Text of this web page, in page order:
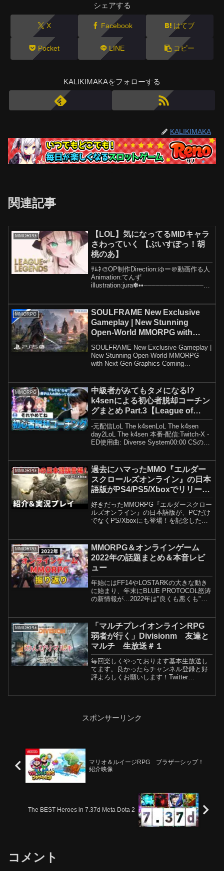
シェアする
X Facebook はてブ
Pocket LINE コピー
KALIKIMAKAをフォローする
KALIKIMAKA
関連記事
MMORPG
【LOL】気になってるMIDキャラ
さわっていく 【ぶいすぽっ！胡
桃のあ】
ｻﾑﾈ🎨OP制作Direction:ゆー＠動画作る人
Animation:てんず
illustration:jura✽••┈┈┈┈┈┈┈┈┈┈┈┈┈┈┈┈•
表現や公序...
MMORPG
SOULFRAME New Exclusive
Gameplay | New Stunning
Open-World MMORPG with
Next-Gen Graphics Coming
2027
SOULFRAME New Exclusive Gameplay |
New Stunning Open-World MMORPG
with Next-Gen Graphics Coming
MMORPG
中級者がみてもタメになる!?
k4senによる初心者脱却コーチン
グまとめ Part.3【League of
Legends】
-元配信LoL The k4senLoL The k4sen
day2LoL The k4sen 本番-配信:Twitch-X -
ED使用曲: Diverse System00:00 CSの取
MMORPG
過去にハマったMMO『エルダー
スクロールズオンライン』の日本
語版がPS4/PS5/Xboxでリリー
ス！PC版をはじめから実況プレ
イ【ESO】
好きだったMMORPG『エルダースクロー
ルズオンライン』の日本語版が、PCだけ
でなくPS/Xboxにも登場！を記念した実
用Discord■当chキャラのイ...
MMORPG
MMORPG＆オンラインゲーム
2022年の話題まとめ＆本音レビ
ュー
年始にはFF14やLOSTARKの大きな動き
に始まり、年末にBLUE PROTOCOL怒涛
の新情報が…2022年は"良くも悪くも"話
ニング / 0:001.LOS...
MMORPG
「マルチプレイオンラインRPG
弱者が行く」Divisionm 友達と
マルチ 生放送＃１
毎回楽しくやっております基本生放送し
てます。良かったらチャンネル登録と好
評よろしくお願いします！Twitter
スポンサーリンク
マリオ＆ルイージRPG ブラザーシップ！
紹介映像
The BEST Heroes in 7.37d Meta Dota 2
コメント